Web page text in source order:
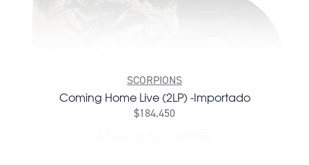
SCORPIONS
Coming Home Live (2LP) -Importado
$184.450